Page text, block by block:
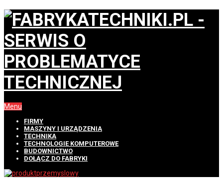
Menu
FIRMY
MASZYNY I URZĄDZENIA
TECHNIKA
TECHNOLOGIE KOMPUTEROWE
BUDOWNICTWO
DOŁĄCZ DO FABRYKI